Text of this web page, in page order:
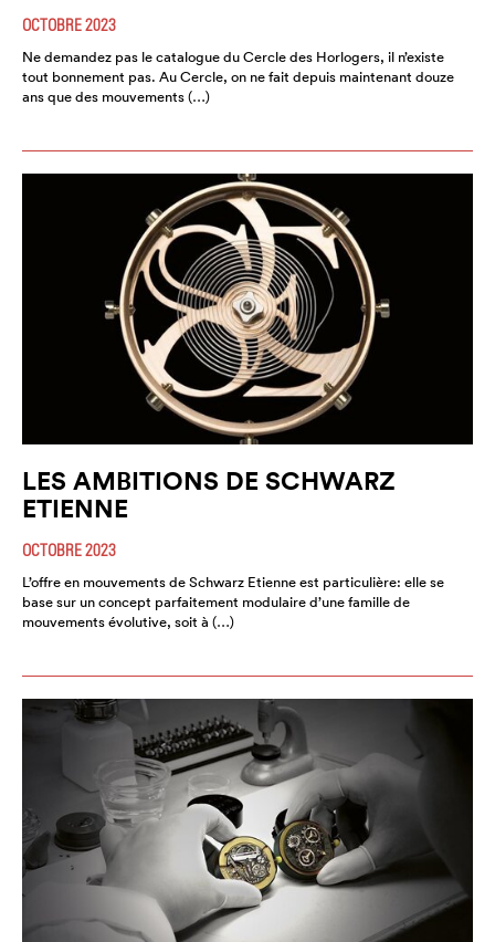
OCTOBRE 2023
Ne demandez pas le catalogue du Cercle des Horlogers, il n’existe
tout bonnement pas. Au Cercle, on ne fait depuis maintenant douze
ans que des mouvements (…)
LES AMBITIONS DE SCHWARZ
ETIENNE
OCTOBRE 2023
L’offre en mouvements de Schwarz Etienne est particulière: elle se
base sur un concept parfaitement modulaire d’une famille de
mouvements évolutive, soit à (…)